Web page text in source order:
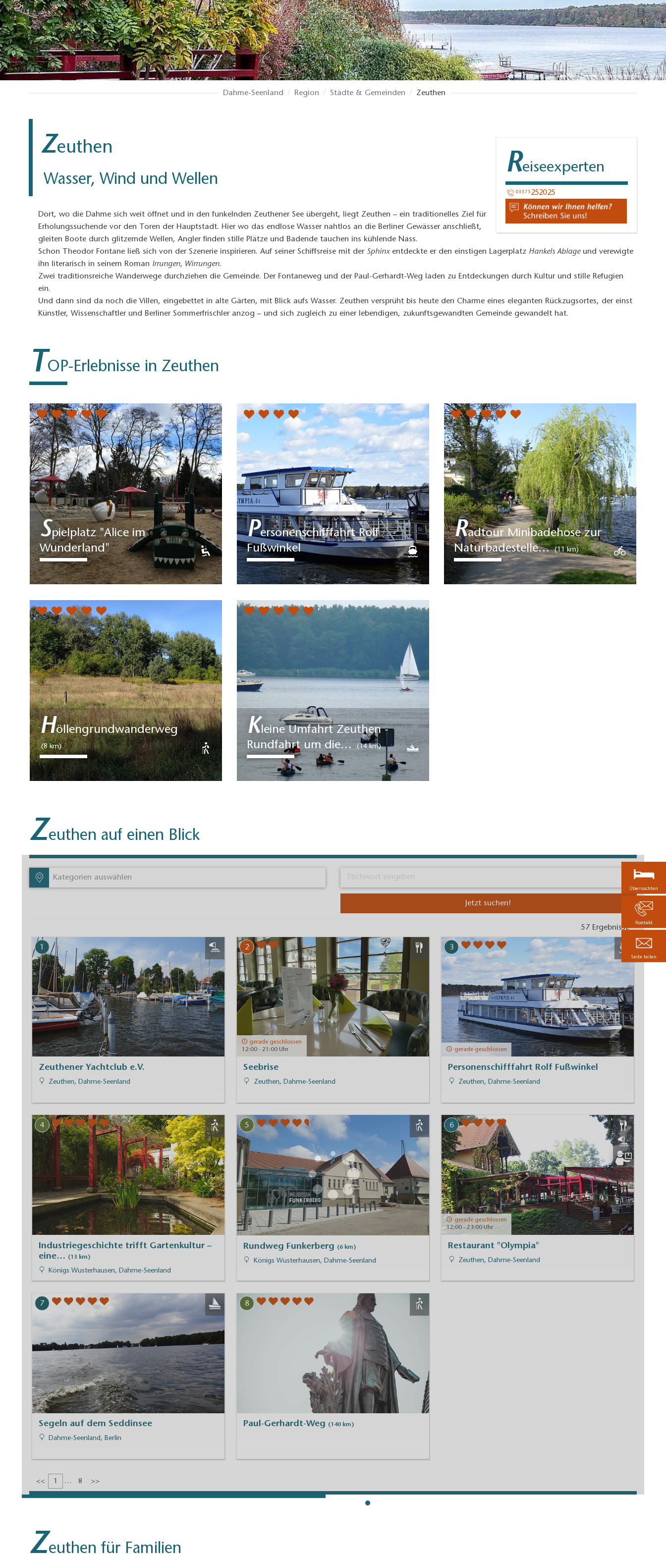
Chinesischer Garten Zeuthen, Foto: Landkreis Dahme-Spreewald/Michael Zalewski
Dahme-Seenland Region Städte & Gemeinden Zeuthen
Reiseexperten
03375252025​
Zeuthen
Wasser, Wind und Wellen
Dort, wo die Dahme sich weit öffnet und in den funkelnden Zeuthener See übergeht, liegt Zeuthen – ein traditionelles Ziel für
Erholungssuchende vor den Toren der Hauptstadt. Hier wo das endlose Wasser nahtlos an die Berliner Gewässer anschließt,
gleiten Boote durch glitzernde Wellen, Angler finden stille Plätze und Badende tauchen ins kühlende Nass.
Schon Theodor Fontane ließ sich von der Szenerie inspirieren. Auf seiner Schiffsreise mit der Sphinxentdeckte er den einstigen Lagerplatz Hankels Ablageund verewigte
ihn literarisch in seinem Roman Irrungen, Wirrungen.
Zwei traditionsreiche Wanderwege durchziehen die Gemeinde. Der Fontaneweg und der Paul-Gerhardt-Weg laden zu Entdeckungen durch Kultur und stille Refugien
ein.
Und dann sind da noch die Villen, eingebettet in alte Gärten, mit Blick aufs Wasser. Zeuthen versprüht bis heute den Charme eines eleganten Rückzugsortes, der einst
Künstler, Wissenschaftler und Berliner Sommerfrischler anzog – und sich zugleich zu einer lebendigen, zukunftsgewandten Gemeinde gewandelt hat.
T OP-Erlebnisse in Zeuthen
Spielplatz "Alice im
Wunderland"
Der Themenspielplatz nach
verschiedene Spielelemente rund
um das…
Personenschifffahrt Rolf
Fußwinkel
Von der Anlegestelle am
das Fahrgastschiff "MS Olympia"
zu…
Radtour Minibadehose zur
Naturbadestelle…
(11 km)
Die Radtour Minibadehose zur
Höllengrundwanderweg
(8 km)
Diese abwechslungsreiche
Kleine Umfahrt Zeuthen -
Rundfahrt um die…
(14 km)
Zeuthen auf einen Blick
Kategorien auswählen
Jetzt suchen!
57 Ergebnisse
1
Zeuthener Yachtclub e.V.
Zeuthen, Dahme-Seenland
2
gerade geschlossen
12:00 - 21:00 Uhr
Seebrise
Zeuthen, Dahme-Seenland
3
gerade geschlossen
Personenschifffahrt Rolf Fußwinkel
Zeuthen, Dahme-Seenland
4
​Industriegeschichte trifft Gartenkultur –
eine… (13 km)
Königs Wusterhausen, Dahme-Seenland
5
Rundweg Funkerberg (6 km)
Königs Wusterhausen, Dahme-Seenland
6
gerade geschlossen
12:00 - 23:00 Uhr
Restaurant "Olympia"
Zeuthen, Dahme-Seenland
7
Segeln auf dem Seddinsee
Dahme-Seenland, Berlin
8
Paul-Gerhardt-Weg (140 km)
<< 1 8 >>
Zeuthen für Familien
Übernachten
Kontakt
Seite teilen